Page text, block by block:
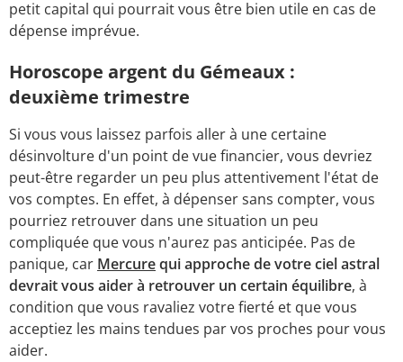
petit capital qui pourrait vous être bien utile en cas de
dépense imprévue.
Horoscope argent du Gémeaux :
deuxième trimestre
Si vous vous laissez parfois aller à une certaine
désinvolture d'un point de vue financier, vous devriez
peut-être regarder un peu plus attentivement l'état de
vos comptes. En effet, à dépenser sans compter, vous
pourriez retrouver dans une situation un peu
compliquée que vous n'aurez pas anticipée. Pas de
panique, car Mercurequi approche de votre ciel astral
devrait vous aider à retrouver un certain équilibre, à
condition que vous ravaliez votre fierté et que vous
acceptiez les mains tendues par vos proches pour vous
aider.